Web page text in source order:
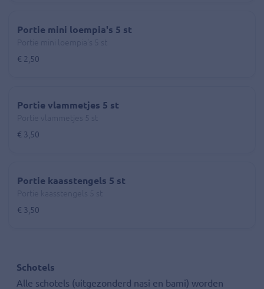
Portie mini loempia's 5 st
€ 2,50
Portie vlammetjes 5 st
€ 3,50
Portie kaasstengels 5 st
€ 3,50
Schotels
Alle schotels (uitgezonderd nasi en bami) worden